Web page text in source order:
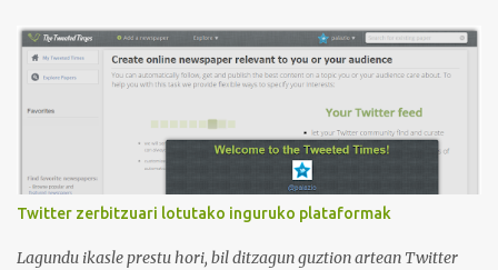
de Anastasia G . con 224.000 subscriptores y 97 vídeos en
septiembre de 2024. Anastasia tiene una lista de reproducción
muy bien estructurada para aprender gramática, lectura,
pronunciación, etc. https://www.youtube.com/@AnaG88/playlists
3. Otro de los canales con más usuarios y contenido es el de
Victoria, que lleva por nombre: Aprende con Victoria . El canal
tiene 120 mil subscriptores (septiembre de 2024) con muchísimos
vídeos (398), y lleva una serie de listas de reproducción interesante
para aprender los diferentes campos en los que podemos dividir un
Twitter zerbitzuari lotutako inguruko plataformak
Lagundu ikasle prestu hori, bil ditzagun guztion artean Twitter